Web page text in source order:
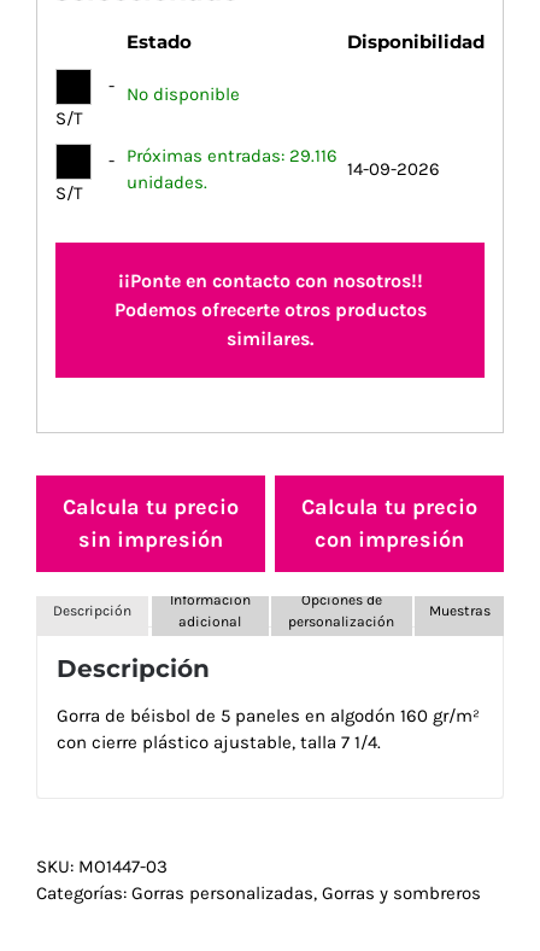
Estado Disponibilidad
-
S/T
No disponible
-
S/T
Próximas entradas: 29.116
unidades.
14-09-2026
¡¡Ponte en contacto con nosotros!!
Podemos ofrecerte otros productos
similares.
Calcula tu precio
sin impresión
Calcula tu precio
con impresión
Descripción
Información
adicional
Opciones de
personalización
Muestras
Descripción
Gorra de béisbol de 5 paneles en algodón 160 gr/m²
con cierre plástico ajustable, talla 7 1/4.
SKU: MO1447-03
Categorías: Gorras personalizadas, Gorras y sombreros